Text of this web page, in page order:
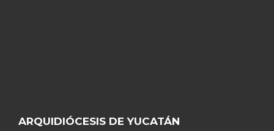
ARQUIDIÓCESIS DE YUCATÁN